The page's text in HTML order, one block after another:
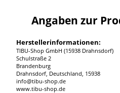
Angaben zur
Herstellerinformationen:
TIBU-Shop GmbH (15938 Drahnsdorf)
Schulstraße 2
Brandenburg
Drahnsdorf, Deutschland, 15938
info@tibu-shop.de
www.tibu-shop.de